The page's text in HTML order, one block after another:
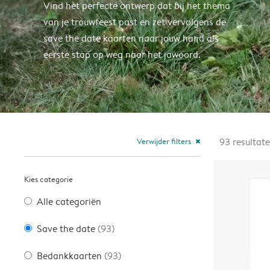
Vind het perfecte ontwerp dat bij het thema
van je trouwfeest past en zet vervolgens de
save the date kaarten naar jouw hand als
eerste stap op weg naar het jawoord.
Verwijder filters close
Kies categorie
Alle categoriën
Save the date (93)
Bedankkaarten (93)
93